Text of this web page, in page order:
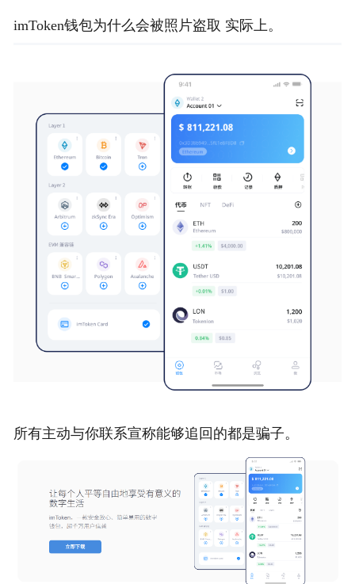
imToken钱包为什么会被照片盗取 实际上。
所有主动与你联系宣称能够追回的都是骗子。